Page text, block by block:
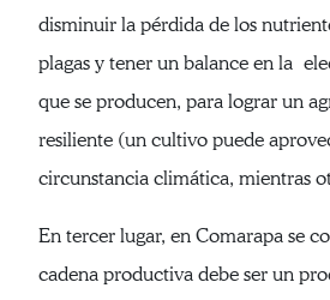
disminuir la pérdida de los
plagas y tener un balance en la
que se producen, para lograr un
resiliente (un cultivo puede
circunstancia climática, mientras
En tercer lugar, en Comarapa se
cadena productiva debe ser un